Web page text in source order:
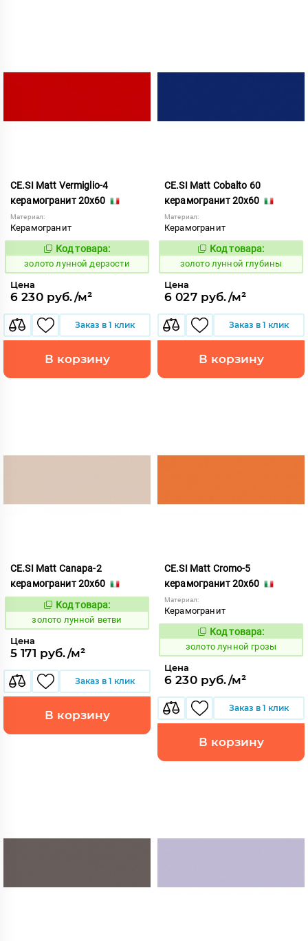
CE.SI Matt Vermiglio-4
керамогранит 20x60
Материал:
Керамогранит
521895
Код товара:
золото лунной дерзости
Цена
6 230 руб./м²
Заказ в 1 клик
В корзину
CE.SI Matt Cobalto 60
керамогранит 20x60
Материал:
Керамогранит
521892
Код товара:
золото лунной глубины
Цена
6 027 руб./м²
Заказ в 1 клик
В корзину
CE.SI Matt Canapa-2
керамогранит 20x60
521884
Код товара:
золото лунной ветви
Цена
5 171 руб./м²
Заказ в 1 клик
В корзину
CE.SI Matt Cromo-5
керамогранит 20x60
Материал:
Керамогранит
521894
Код товара:
золото лунной грозы
Цена
6 230 руб./м²
Заказ в 1 клик
В корзину